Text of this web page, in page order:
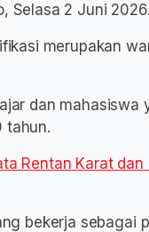
Selasa 2 Juni 2026.
merupakan
dan
tahun.
Rentan Karat
bekerja sebagai